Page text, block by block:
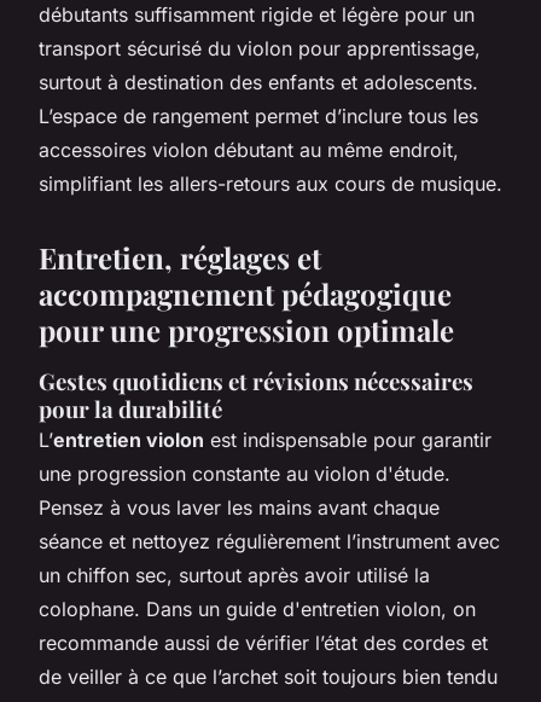
débutants suffisamment rigide et légère pour un
transport sécurisé du violon pour apprentissage,
surtout à destination des enfants et adolescents.
L’espace de rangement permet d’inclure tous les
accessoires violon débutant au même endroit,
simplifiant les allers-retours aux cours de musique.
Entretien, réglages et
accompagnement pédagogique
pour une progression optimale
Gestes quotidiens et révisions nécessaires
pour la durabilité
L’entretien violon est indispensable pour garantir
une progression constante au violon d'étude.
Pensez à vous laver les mains avant chaque
séance et nettoyez régulièrement l’instrument avec
un chiffon sec, surtout après avoir utilisé la
colophane. Dans un guide d'entretien violon, on
recommande aussi de vérifier l’état des cordes et
de veiller à ce que l’archet soit toujours bien tendu